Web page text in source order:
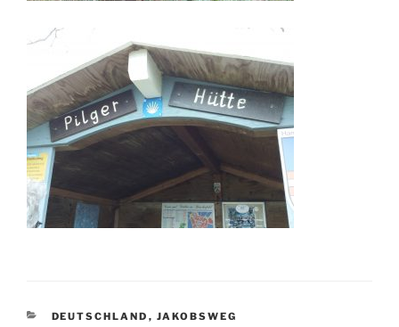
KATEGORIEN
DEUTSCHLAND , JAKOBSWEG